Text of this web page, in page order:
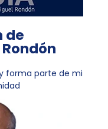
de
forma parte de mi